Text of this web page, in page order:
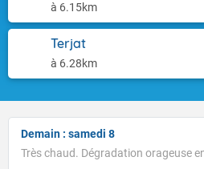
à 6.15km
Terjat
à 6.28km
Demain : samedi 8
Très chaud. Dégradation orageuse